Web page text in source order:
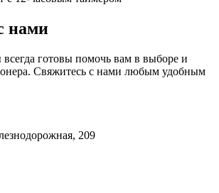
нами
готовы помочь вам в выборе и
Свяжитесь с нами любым удобным
209